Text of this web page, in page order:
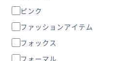
ピンク
ファッションアイテム
フォックス
フォーマル